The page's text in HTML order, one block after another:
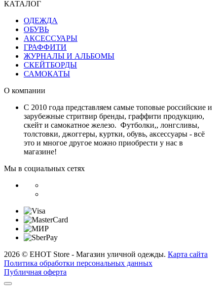
КАТАЛОГ
ОДЕЖДА
ОБУВЬ
АКСЕССУАРЫ
ГРАФФИТИ
ЖУРНАЛЫ И АЛЬБОМЫ
СКЕЙТБОРДЫ
САМОКАТЫ
О компании
С 2010 года представляем самые топовые российские и
зарубежные стритвир бренды, граффити продукцию,
скейт и самокатное железо. Футболки,, лонгсливы,
толстовки, джоггеры, куртки, обувь, аксессуары - всё
это и многое другое можно приобрести у нас в
магазине!
Мы в социальных сетях
2026 © EHOT Store - Магазин уличной одежды. Карта сайта
Политика обработки персональных данных
Публичная оферта